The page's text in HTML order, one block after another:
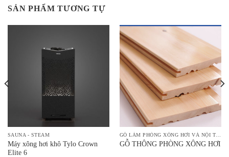
SẢN PHẨM TƯƠNG TỰ
SAUNA - STEAM
Máy xông hơi khô Tylo Crown
Elite 6
GỖ THÔNG PHÒNG XÔNG HƠI